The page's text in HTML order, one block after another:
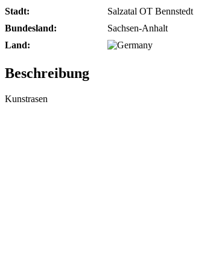
Stadt:
Salzatal OT Bennstedt
Bundesland:
Sachsen-Anhalt
Land:
Beschreibung
Kunstrasen